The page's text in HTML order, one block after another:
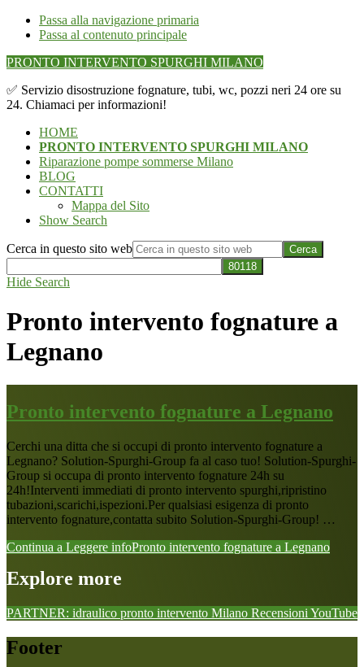
Passa alla navigazione primaria
Passa al contenuto principale
PRONTO INTERVENTO SPURGHI MILANO
✅ Servizio disostruzione fognature, tubi, wc, pozzi neri 24 ore su
24. Chiamaci per informazioni!
HOME
PRONTO INTERVENTO SPURGHI MILANO
Riparazione pompe sommerse Milano
BLOG
CONTATTI
Mappa del Sito
Show Search
Cerca in questo sito web
Hide Search
Pronto intervento fognature a
Legnano
Pronto intervento fognature a Legnano
Cerchi una ditta che si occupi di pronto intervento fognature a
Legnano? Solution-Spurghi-Group fa al caso tuo! Solution-Spurghi-
Group si occupa di pronto intervento fognature 24h su
24h!Interventi immediati di pronto intervento spurghi,ripristino
tubazioni,scarichi,ispezioni.Per qualsiasi esigenza di pronto
intervento fognature,contatta subito Solution-Spurghi-Group! …
Continua a Leggere infoPronto intervento fognature a Legnano
Explore more
PARTNER: idraulico pronto intervento Milano Recensioni YouTube
Footer